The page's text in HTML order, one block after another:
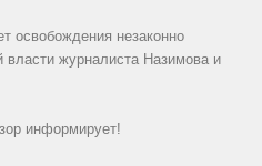
освобождения незаконно
власти журналиста Назимова и
информирует!